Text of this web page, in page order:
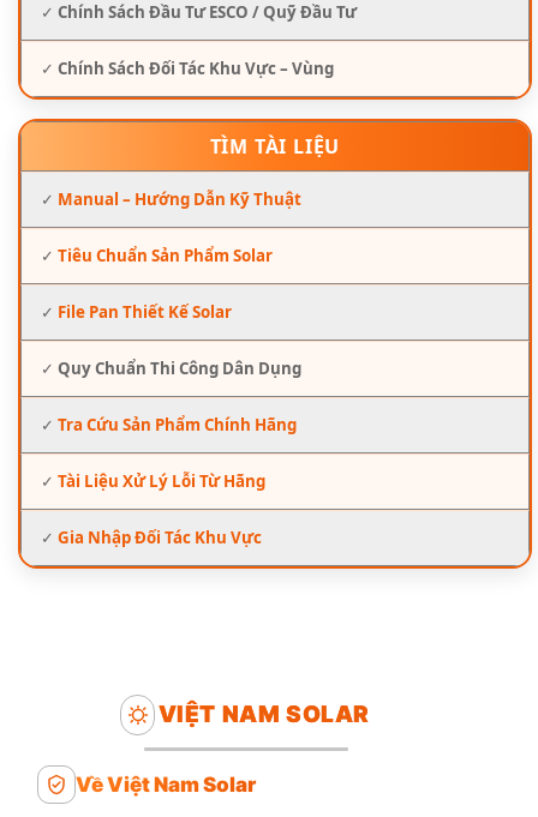
✓ Chính Sách Đầu Tư ESCO / Quỹ Đầu Tư
✓ Chính Sách Đối Tác Khu Vực – Vùng
TÌM TÀI LIỆU
✓ Manual – Hướng Dẫn Kỹ Thuật
✓ Tiêu Chuẩn Sản Phẩm Solar
✓ File Pan Thiết Kế Solar
✓ Quy Chuẩn Thi Công Dân Dụng
✓ Tra Cứu Sản Phẩm Chính Hãng
✓ Tài Liệu Xử Lý Lỗi Từ Hãng
✓ Gia Nhập Đối Tác Khu Vực
VIỆT NAM SOLAR
Về Việt Nam Solar